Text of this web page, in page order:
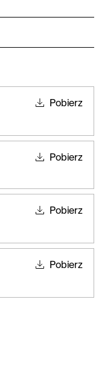
Pobierz
Pobierz
Pobierz
Pobierz